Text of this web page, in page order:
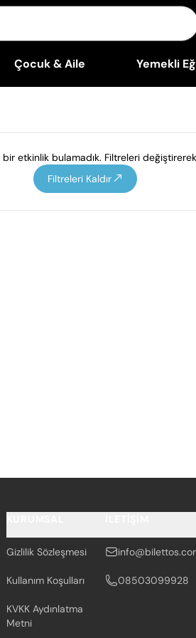
Çocuk & Aile Yemekli
bir etkinlik bulamadık. Filtreleri
Filtreleri Kaldır
Gizlilik Sözleşmesi
Kullanım Koşulları
KVKK Aydınlatma
Metni
08503099928